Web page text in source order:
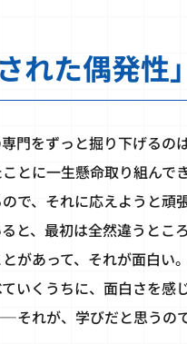
れた偶発性
門をずっと掘り下げるの
とに一生懸命取り組んで
で、それに応えようと頑
と、最初は全然違うとこ
があって、それが面白い
いくうちに、面白さを感
それが、学びだと思うので